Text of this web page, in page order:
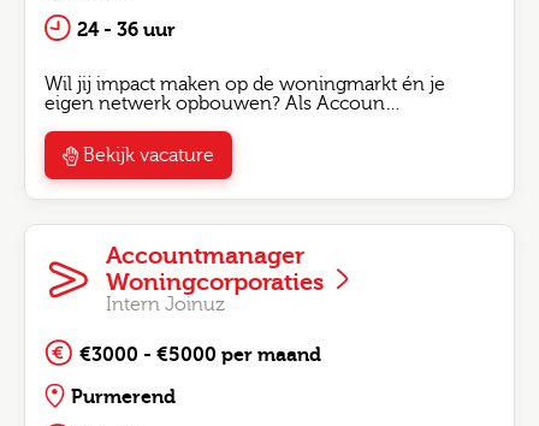
24 - 36 uur
Wil jij impact maken op de woningmarkt én je
eigen netwerk opbouwen? Als Accoun…
Bekijk vacature
Accountmanager
Woningcorporaties
Intern Joinuz
€3000 - €5000 per maand
Purmerend